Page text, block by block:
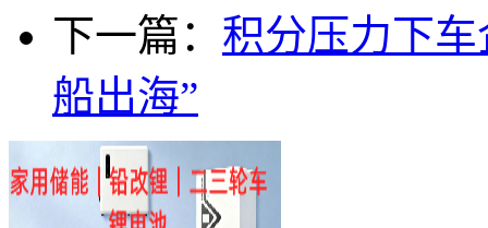
下一篇： 积分压力下
船出海”